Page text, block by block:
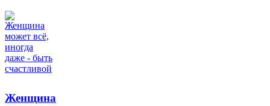
Женщина